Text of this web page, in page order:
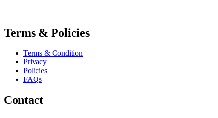
Terms & Policies
Terms & Condition
Privacy
Policies
FAQs
Contact